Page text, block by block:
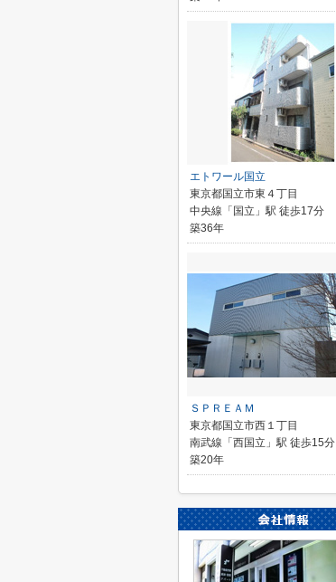
エトワール国立
東京都国立市東４丁目
中央線「国立」駅 徒歩17分
築36年
ＳＰＲＥＡＭ
東京都国立市西１丁目
南武線「西国立」駅 徒歩15分
築20年